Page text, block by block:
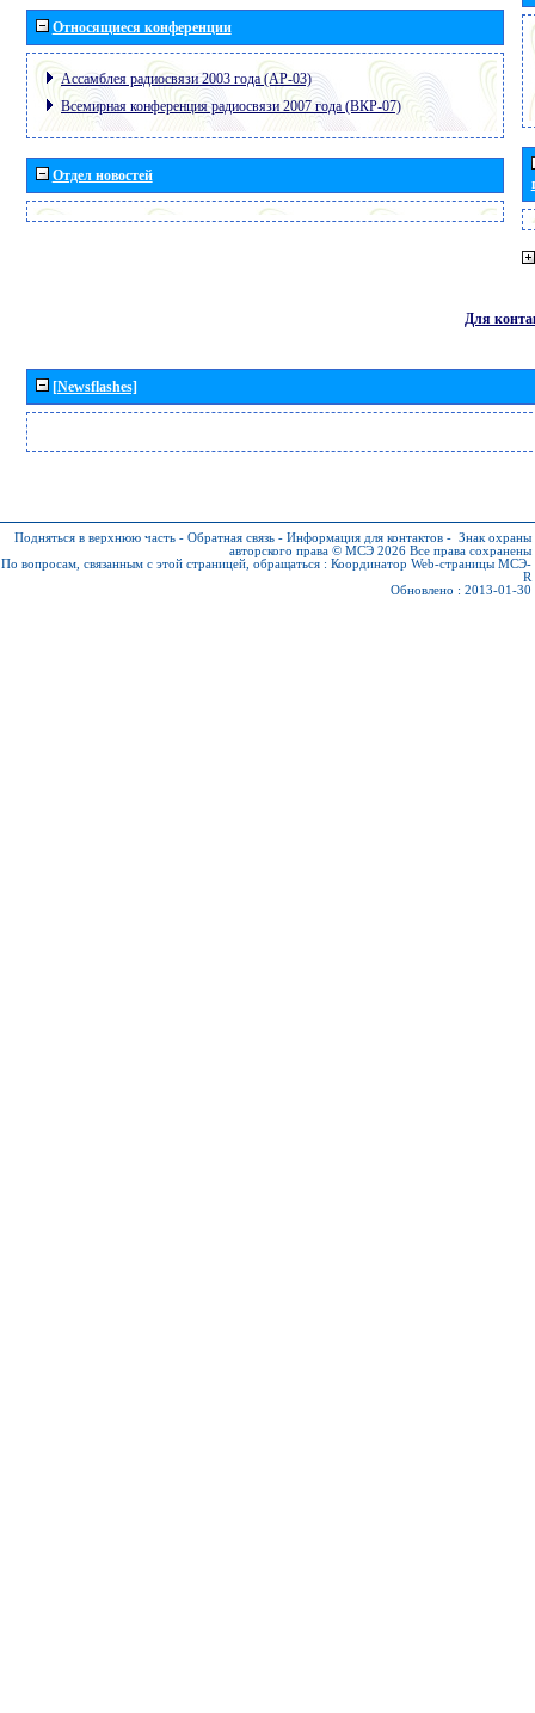
Относящиеся конференции
Ассамблея радиосвязи 2003 года (АР-03)
Всемирная конференция радиосвязи 2007 года (ВКР-07)
Отдел новостей
Для
[Newsflashes]
Подняться в верхнюю часть - Обратная связь - Информация для контактов - Знак охраны
авторского права © МСЭ 2026 Все права сохранены
По вопросам, связанным с этой страницей, обращаться : Координатор Web-страницы МСЭ-
R
Обновлено : 2013-01-30